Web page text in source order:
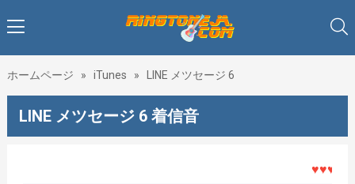
ホームページ » iTunes » LINE メツセージ 6
LINE メツセージ 6 着信音
♥♥♥着メ